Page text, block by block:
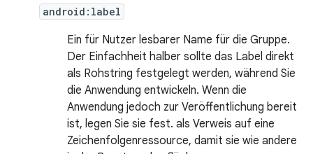
android:label
Ein für Nutzer lesbarer Name für die Gruppe.
Der Einfachheit halber sollte das Label direkt
als Rohstring festgelegt werden, während Sie
die Anwendung entwickeln. Wenn die
Anwendung jedoch zur Veröffentlichung bereit
ist, legen Sie sie fest. als Verweis auf eine
Zeichenfolgenressource, damit sie wie andere